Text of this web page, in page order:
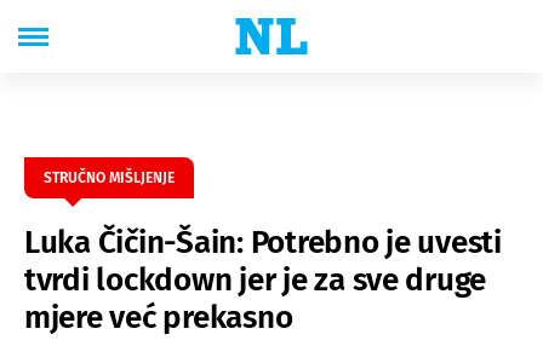
STRUČNO MIŠLJENJE
Luka Čičin-Šain: Potrebno je uvesti
tvrdi lockdown jer je za sve druge
mjere već prekasno